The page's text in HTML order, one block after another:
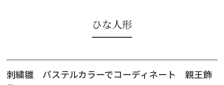
ひな人形
刺繍雛 パステルカラーでコーディネート 親王飾